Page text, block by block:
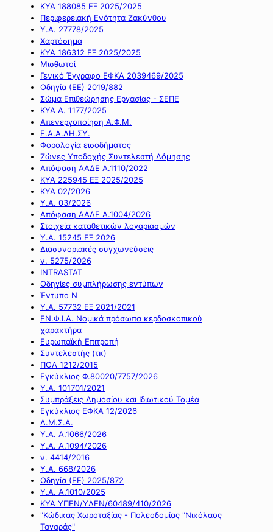
ΚΥΑ 188085 ΕΞ 2025/2025
Περιφερειακή Ενότητα Ζακύνθου
Υ.Α. 27778/2025
Χαρτόσημα
ΚΥΑ 186312 ΕΞ 2025/2025
Μισθωτοί
Γενικό Έγγραφο ΕΦΚΑ 2039469/2025
Οδηγία (ΕΕ) 2019/882
Σώμα Επιθεώρησης Εργασίας - ΣΕΠΕ
ΚΥΑ Α. 1177/2025
Απενεργοποίηση Α.Φ.Μ.
Ε.Α.Α.ΔΗ.ΣΥ.
Φορολογία εισοδήματος
Ζώνες Υποδοχής Συντελεστή Δόμησης
Απόφαση ΑΑΔΕ Α.1110/2022
ΚΥΑ 225945 ΕΞ 2025/2025
ΚΥΑ 02/2026
Υ.Α. 03/2026
Απόφαση ΑΑΔΕ Α.1004/2026
Στοιχεία καταθετικών λογαριασμών
Υ.Α. 15245 ΕΞ 2026
Διασυνοριακές συγχωνεύσεις
ν. 5275/2026
INTRASTAT
Οδηγίες συμπλήρωσης εντύπων
Έντυπο Ν
Υ.Α. 57732 ΕΞ 2021/2021
ΕΝ.Φ.Ι.Α. Νομικά πρόσωπα κερδοσκοπικού
χαρακτήρα
Ευρωπαϊκή Επιτροπή
Συντελεστής (τκ)
ΠΟΛ 1212/2015
Εγκύκλιος Φ.80020/7757/2026
Υ.Α. 101701/2021
Συμπράξεις Δημοσίου και Ιδιωτικού Τομέα
Εγκύκλιος ΕΦΚΑ 12/2026
Δ.Μ.Σ.Α.
Υ.Α. Α.1066/2026
Υ.Α. Α.1094/2026
ν. 4414/2016
Y.A. 668/2026
Οδηγία (ΕΕ) 2025/872
Υ.Α. Α.1010/2025
ΚΥΑ ΥΠΕΝ/ΥΔΕΝ/60489/410/2026
"Κώδικας Χωροταξίας - Πολεοδομίας "Νικόλαος
Ταγαράς"